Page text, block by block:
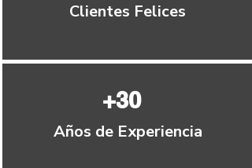
Clientes Felices
+30
Años de Experiencia